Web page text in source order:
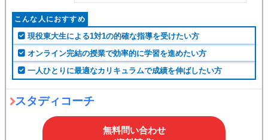
こんな人におすすめ
現役東大生による1対1の的確な指導を受けたい方
オンライン完結の授業で効率的に学習を進めたい方
一人ひとりに最適なカリキュラムで成績を伸ばしたい方
スタディコーチ
無料問い合わせ